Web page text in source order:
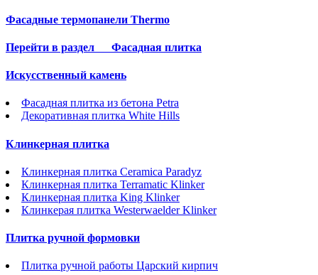
Фасадные термопанели Thermo
Перейти в раздел Фасадная плитка
Искусственный камень
Фасадная плитка из бетона Petra
Декоративная плитка White Hills
Клинкерная плитка
Клинкерная плитка Ceramica Paradyz
Клинкерная плитка Terramatic Klinker
Клинкерная плитка King Klinker
Клинкерая плитка Westerwaelder Klinker
Плитка ручной формовки
Плитка ручной работы Царский кирпич